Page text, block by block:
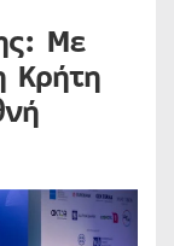
Με
Κρήτη